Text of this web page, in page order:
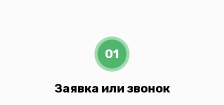
01
Заявка или звонок